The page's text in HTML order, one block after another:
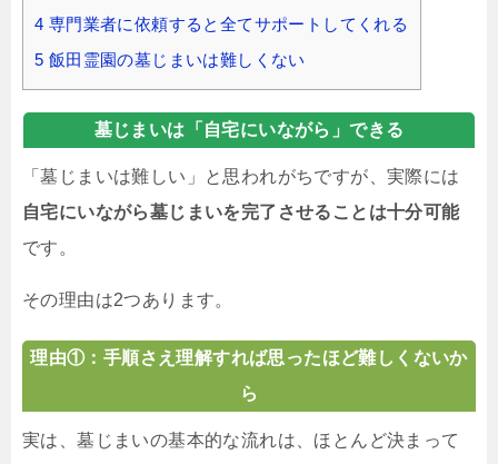
4 専門業者に依頼すると全てサポートしてくれる
5 飯田霊園の墓じまいは難しくない
墓じまいは「自宅にいながら」できる
「墓じまいは難しい」と思われがちですが、実際には
自宅にいながら墓じまいを完了させることは十分可能
です。
その理由は2つあります。
理由①：手順さえ理解すれば思ったほど難しくないか
ら
実は、墓じまいの基本的な流れは、ほとんど決まって